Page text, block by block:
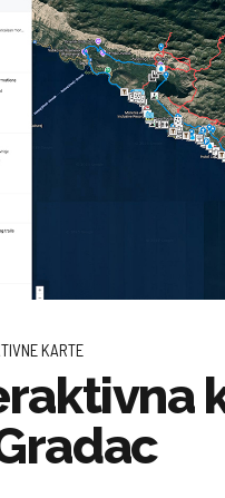
KARTE